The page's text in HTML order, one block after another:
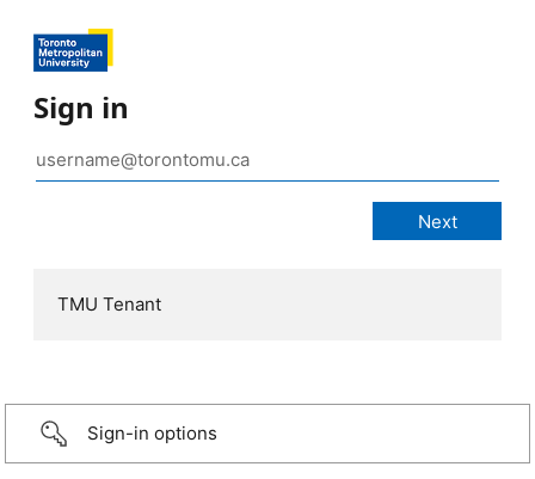
Sign in
TMU Tenant
Sign-in options